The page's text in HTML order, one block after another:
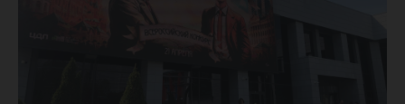
России»